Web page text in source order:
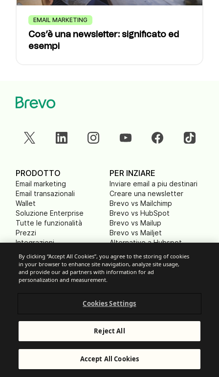
EMAIL MARKETING
Cos’è una newsletter: significato ed
esempi
PRODOTTO
Email marketing
Email transazionali
Wallet
Soluzione Enterprise
Tutte le funzionalità
Prezzi
Integrazioni
Sicurezza
Nuovi prodotti
PER INZIARE
Inviare email a piu destinari
Creare una newsletter
Brevo vs Mailchimp
Brevo vs HubSpot
Brevo vs Mailup
Brevo vs Mailjet
Alternative a Hubspot
Blog
Glossario
Ebook & webinar
PARTNER
Tutti i programmi partner
Esperti
Integration partner
Trova un esperto
By clicking “Accept All Cookies”, you agree to the storing of cookies
in your browser to enhance site navigation, analyze site usage,
and provide our ad partners with information for ad
personalization and measurement.
Cookies Settings
Reject All
Accept All Cookies